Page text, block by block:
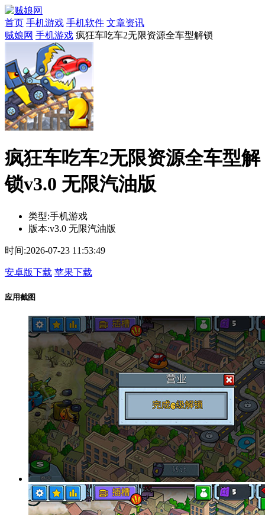
首页 手机游戏 手机软件 文章资讯
贼娘网 手机游戏 疯狂车吃车2无限资源全车型解锁
疯狂车吃车2无限资源全车型解
锁v3.0 无限汽油版
类型:手机游戏
版本:v3.0 无限汽油版
时间:2026-07-23 11:53:49
安卓版下载 苹果下载
应用截图